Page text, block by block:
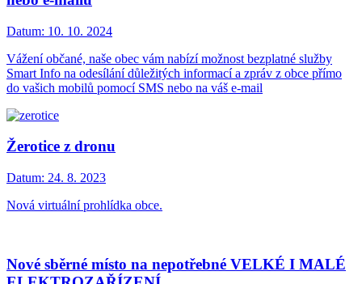
Datum: 10. 10. 2024
Vážení občané, naše obec vám nabízí možnost bezplatné služby
Smart Info na odesílání důležitých informací a zpráv z obce přímo
do vašich mobilů pomocí SMS nebo na váš e-mail
Žerotice z dronu
Datum: 24. 8. 2023
Nová virtuální prohlídka obce.
Nové sběrné místo na nepotřebné VELKÉ I MALÉ